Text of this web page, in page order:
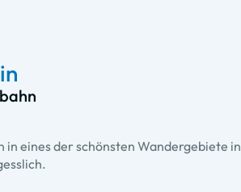
eines der schönsten